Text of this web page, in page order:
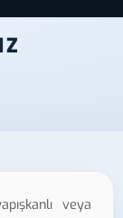
veya